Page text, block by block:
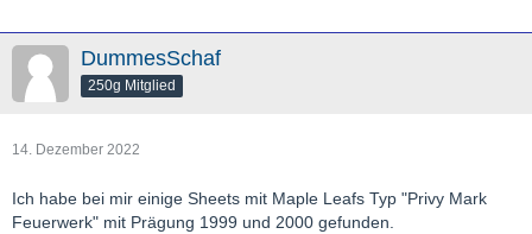
DummesSchaf
250g Mitglied
14. Dezember 2022
Ich habe bei mir einige Sheets mit Maple Leafs Typ "Privy Mark
Feuerwerk" mit Prägung 1999 und 2000 gefunden.